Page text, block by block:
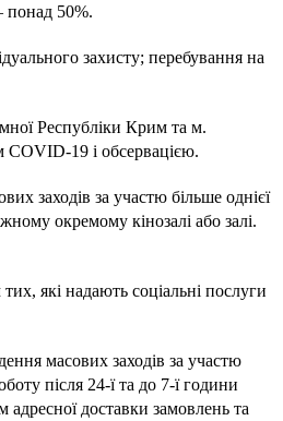
понад 50%.
захисту; перебування на
Республіки Крим та м.
COVID-19 і обсервацією.
заходів за участю більше однієї
окремому кінозалі або залі.
які надають соціальні послуги
масових заходів за участю
після 24-ї та до 7-ї години
адресної доставки замовлень та